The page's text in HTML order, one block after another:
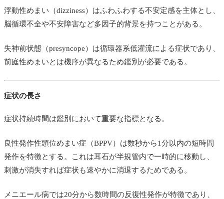
浮動性めまい（dizziness）はふわふわする不安定感を主体とし、
脳循環不全や不安障害など多因子的背景を持つことがある。
失神前状態（presyncope）は循環器系低灌流による症状であり、
前庭性めまいとは機序が異なるため鑑別が必要である。
症状の長さ
症状持続時間は鑑別において重要な指標となる。
良性発作性頭位めまい症（BPPV）は数秒から1分以内の短時間
発作を特徴とする。これは耳石が半規管内で一時的に移動し、
刺激が消失すれば症状も速やかに消退するためである。
メニエール病では20分から数時間の反復性発作が特徴であり、